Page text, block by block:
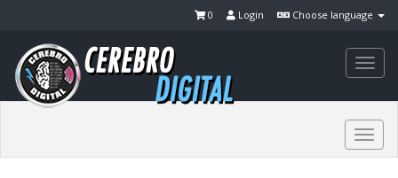
Choose language
Login
0